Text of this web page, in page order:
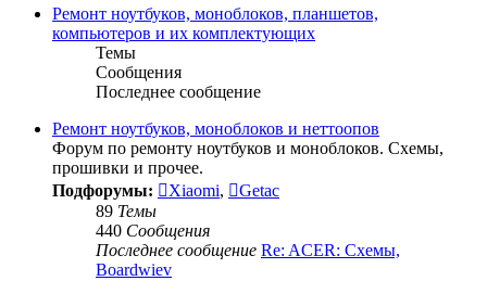
сообщению
Ремонт ноутбуков, моноблоков, планшетов,
компьютеров и их комплектующих
Темы
Сообщения
Последнее сообщение
Ремонт ноутбуков, моноблоков и неттоопов
Форум по ремонту ноутбуков и моноблоков. Схемы,
прошивки и прочее.
Подфорумы:
Xiaomi,
Getac
89 Темы
440 Сообщения
Последнее сообщение Re: ACER: Схемы,
Boardwiev